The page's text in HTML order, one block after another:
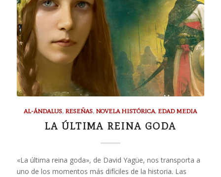
AL-ÁNDALUS, RESEÑAS, NOVELA HISTÓRICA, EDAD MEDIA
LA ÚLTIMA REINA GODA
«La última reina goda», de David Yagüe, nos transporta a
uno de los momentos más difíciles de la historia. Las